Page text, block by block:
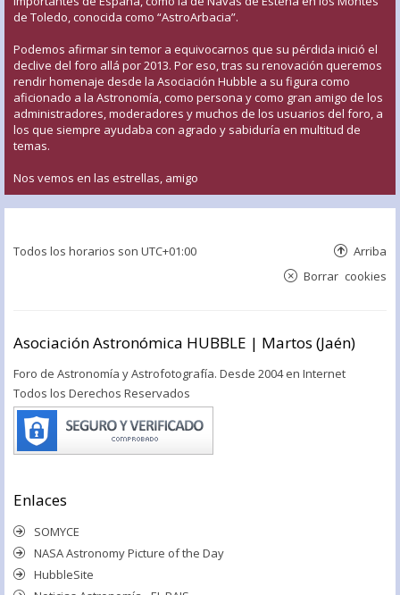
de Toledo, conocida como “AstroArbacia”.
Podemos afirmar sin temor a equivocarnos que su pérdida inició el
declive del foro allá por 2013. Por eso, tras su renovación queremos
rendir homenaje desde la Asociación Hubble a su figura como
aficionado a la Astronomía, como persona y como gran amigo de los
administradores, moderadores y muchos de los usuarios del foro, a
los que siempre ayudaba con agrado y sabiduría en multitud de
temas.
Nos vemos en las estrellas, amigo
Todos los horarios son UTC+01:00 Arriba
Borrar cookies
Asociación Astronómica HUBBLE | Martos (Jaén)
Foro de Astronomía y Astrofotografía. Desde 2004 en Internet
Todos los Derechos Reservados
Enlaces
SOMYCE
NASA Astronomy Picture of the Day
HubbleSite